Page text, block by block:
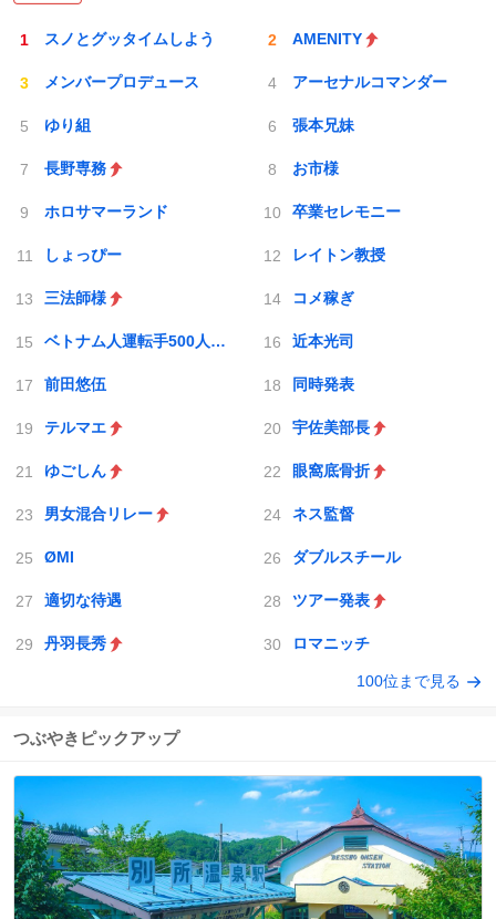
スノとグッタイムしよう AMENITY
メンバープロデュース アーセナルコマンダー
ゆり組 張本兄妹
長野専務 お市様
ホロサマーランド 卒業セレモニー
しょっぴー レイトン教授
三法師様 コメ稼ぎ
ベトナム人運転手500人採用 近本光司
前田悠伍 同時発表
テルマエ 宇佐美部長
ゆごしん 眼窩底骨折
男女混合リレー ネス監督
ØMI ダブルスチール
適切な待遇 ツアー発表
丹羽長秀 ロマニッチ
100位まで見る
つぶやきピックアップ